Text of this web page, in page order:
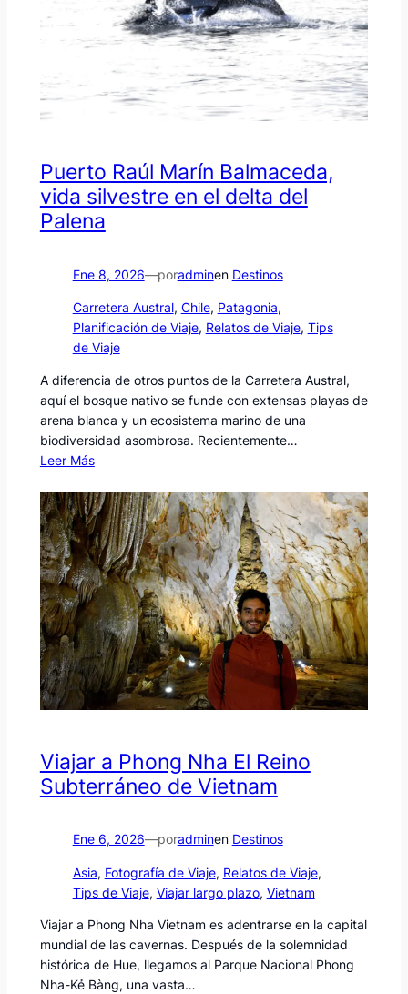
Puerto Raúl Marín Balmaceda,
vida silvestre en el delta del
Palena
Ene 8, 2026—poradminen Destinos
Carretera Austral, Chile, Patagonia
Planificación de Viaje, Relatos de Viaje, Tips
de Viaje
A diferencia de otros puntos de la Carretera Austral,
aquí el bosque nativo se funde con extensas playas de
arena blanca y un ecosistema marino de una
biodiversidad asombrosa. Recientemente…
Leer Más
Viajar a Phong Nha El Reino
Subterráneo de Vietnam
Ene 6, 2026—poradminen Destinos
Asia, Fotografía de Viaje, Relatos de Viaje
Tips de Viaje, Viajar largo plazo, Vietnam
Viajar a Phong Nha Vietnam es adentrarse en la capital
mundial de las cavernas. Después de la solemnidad
histórica de Hue, llegamos al Parque Nacional Phong
Nha-Kẻ Bàng, una vasta…